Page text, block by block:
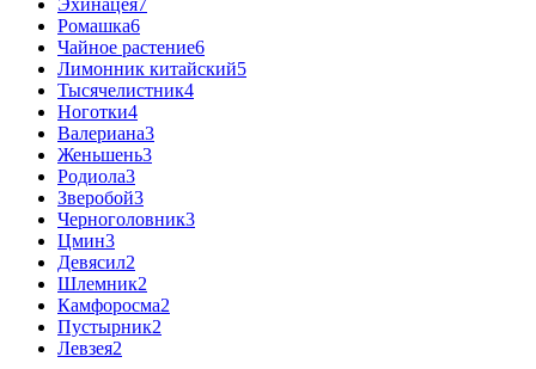
Эхинацея7
Ромашка6
Чайное растение6
Лимонник китайский5
Тысячелистник4
Ноготки4
Валериана3
Женьшень3
Родиола3
Зверобой3
Черноголовник3
Цмин3
Девясил2
Шлемник2
Камфоросма2
Пустырник2
Левзея2